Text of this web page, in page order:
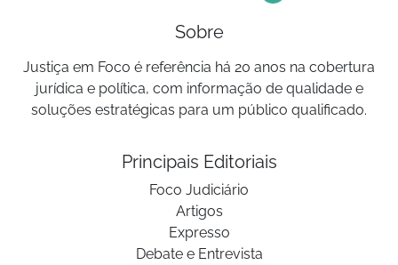
Sobre
Justiça em Foco é referência há 20 anos na cobertura
jurídica e política, com informação de qualidade e
soluções estratégicas para um público qualificado.
Principais Editoriais
Foco Judiciário
Artigos
Expresso
Debate e Entrevista